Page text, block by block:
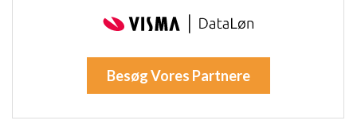
Besøg Vores Partnere